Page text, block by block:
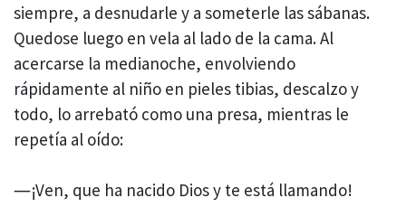
siempre, a desnudarle y a someterle las sábanas.
Quedose luego en vela al lado de la cama. Al
acercarse la medianoche, envolviendo
rápidamente al niño en pieles tibias, descalzo y
todo, lo arrebató como una presa, mientras le
repetía al oído:
―¡Ven, que ha nacido Dios y te está llamando!